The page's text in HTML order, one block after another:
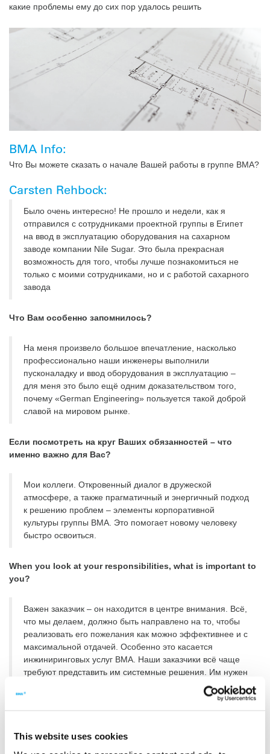
This website uses cookies
какие проблемы ему до сих пор удалось решить
BMA Info:
Что Вы можете сказать о начале Вашей работы в группе ВМА?
Carsten Rehbock:
Было очень интересно! Не прошло и недели, как я
отправился с сотрудниками проектной группы в Египет
на ввод в эксплуатацию оборудования на сахарном
заводе компании Nile Sugar. Это была прекрасная
возможность для того, чтобы лучше познакомиться не
только с моими сотрудниками, но и с работой сахарного
завода
Что Вам особенно запомнилось?
На меня произвело большое впечатление, насколько
профессионально наши инженеры выполнили
пусконаладку и ввод оборудования в эксплуатацию –
для меня это было ещё одним доказательством того,
почему «German Engineering» пользуется такой доброй
славой на мировом рынке.
Если посмотреть на круг Ваших обязанностей – что
именно важно для Вас?
Мои коллеги. Откровенный диалог в дружеской
атмосфере, а также прагматичный и энергичный подход
к решению проблем – элементы корпоративной
культуры группы BMA. Это помогает новому человеку
быстро освоиться.
When you look at your responsibilities, what is important to
you?
Важен заказчик – он находится в центре внимания. Всё,
что мы делаем, должно быть направлено на то, чтобы
реализовать его пожелания как можно эффективнее и с
максимальной отдачей. Особенно это касается
инжиниринговых услуг BMA. Наши заказчики всё чаще
требуют представить им системные решения. Им нужен
надёжный деловой партнёр, который, по возможности,
может предложить все работы и услуги «из одних рук».
ВМА, чтобы компания работала на рынке как системный